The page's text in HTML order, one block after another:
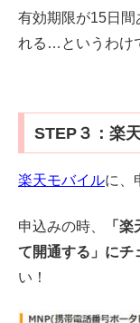
有効期限が15日間
れる…というわけ
STEP３：楽
楽天モバイルに、
申込みの時、
「
て開通する」にチ
い！